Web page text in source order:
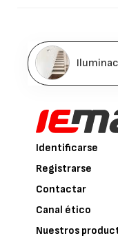
Identificarse
Registrarse
Contactar
Canal ético
Nuestros